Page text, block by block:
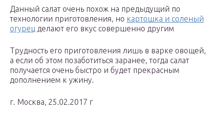
Данный салат очень похож на предыдущий по
технологии приготовления, но картошка и соленый
огурец делают его вкус совершенно другим
Трудность его приготовления лишь в варке овощей,
а если об этом позаботиться заранее, тогда салат
получается очень быстро и будет прекрасным
дополнением к ужину.
г. Москва, 25.02.2017 г